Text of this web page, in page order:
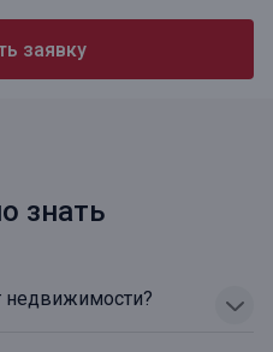
заявку
знать
недвижимости?